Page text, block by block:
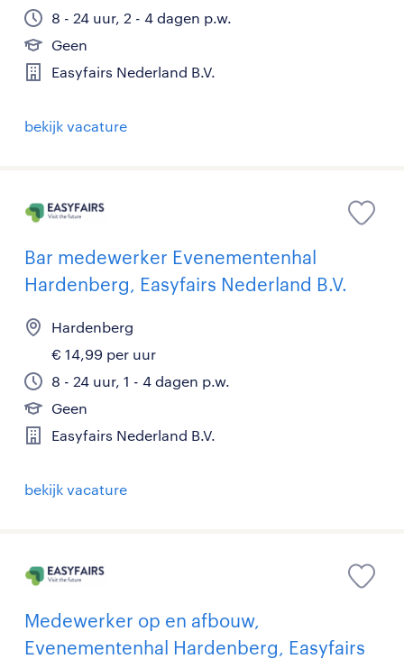
8 - 24 uur, 2 - 4 dagen p.w.
Geen
Easyfairs Nederland B.V.
bekijk vacature
Bar medewerker Evenementenhal
Hardenberg, Easyfairs Nederland B.V.
Hardenberg
€ 14,99 per uur
8 - 24 uur, 1 - 4 dagen p.w.
Geen
Easyfairs Nederland B.V.
bekijk vacature
Medewerker op en afbouw,
Evenementenhal Hardenberg, Easyfairs